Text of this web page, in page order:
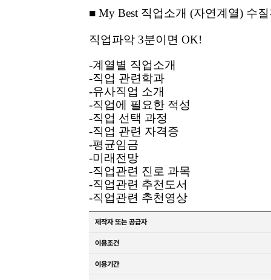
■ My Best 직업소개 (자연계열) 수
직업파악 3분이면 OK!
-계열별 직업소개
-직업 관련학과
-유사직업 소개
-직업에 필요한 적성
-직업 선택 과정
-직업 관련 자격증
-평균임금
-미래전망
-직업관련 진로 과목
-직업관련 추천도서
-직업관련 추천영상
제작자 또는 공급자
이용조건
이용기간